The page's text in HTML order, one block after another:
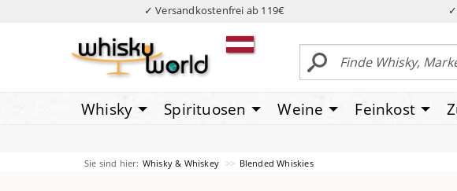
✓ Versandkostenfrei ab 119€
Whisky Spirituosen Weine Feinkost
Sie sind hier: Whisky & Whiskey Blended Whiskies